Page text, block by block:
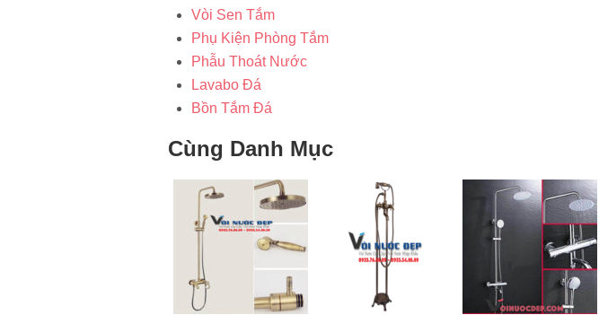
Vòi Sen Tắm
Phụ Kiện Phòng Tắm
Phẫu Thoát Nước
Lavabo Đá
Bồn Tắm Đá
Cùng Danh Mục